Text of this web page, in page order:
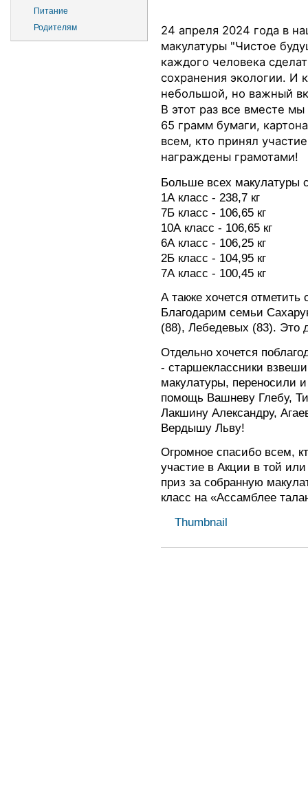
Питание
Родителям
24 апреля 2024 года в
макулатуры "Чистое
каждого человека
сохранения экологии. И
небольшой, но важный
В этот раз все вместе
65 грамм бумаги,
всем, кто принял
награждены грамотами!
Больше всех макулатуры
1А класс - 238,7 кг
7Б класс - 106,65 кг
10А класс - 106,65 кг
6А класс - 106,25 кг
2Б класс - 104,95 кг
7А класс - 100,45 кг
А также хочется отметить
Благодарим семьи
(88), Лебедевых (83). Это
Отдельно хочется
- старшеклассники
макулатуры, переносили
помощь Вашневу Глебу,
Лакшину Александру,
Вердышу Льву!
Огромное спасибо всем,
участие в Акции в той
приз за собранную
класс на «Ассамблее
Thumbnail